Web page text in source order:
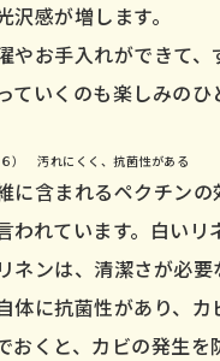
沢感が増します。
やお手入れができて
ていくのも楽しみのひ
） 汚れにくく、抗菌性がある
に含まれるペクチン
われています。白い
ネンは、清潔さが必要
体に抗菌性があり、
おくと、カビの発生を